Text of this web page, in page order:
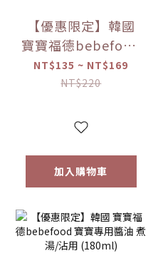
【優惠限定】韓國
寶寶福德bebefood
糙米餅 磨牙餅乾 蔬
菜/水果 (25g) 【優
NT$135 ~ NT$169
NT$220
加入購物車